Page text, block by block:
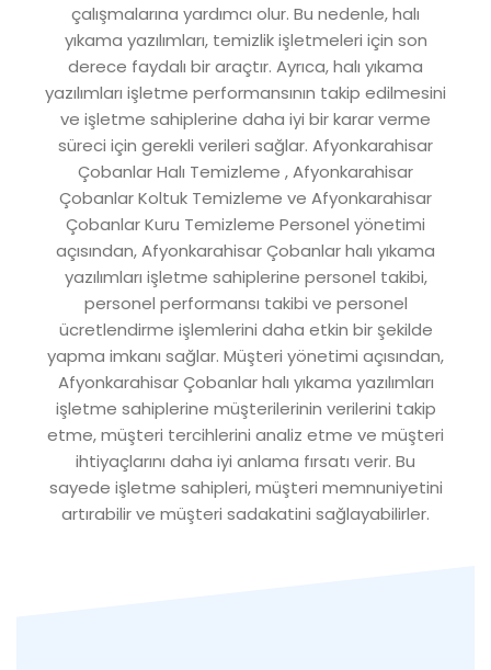
çalışmalarına yardımcı olur. Bu nedenle, halı
yıkama yazılımları, temizlik işletmeleri için son
derece faydalı bir araçtır. Ayrıca, halı yıkama
yazılımları işletme performansının takip edilmesini
ve işletme sahiplerine daha iyi bir karar verme
süreci için gerekli verileri sağlar. Afyonkarahisar
Çobanlar Halı Temizleme , Afyonkarahisar
Çobanlar Koltuk Temizleme ve Afyonkarahisar
Çobanlar Kuru Temizleme Personel yönetimi
açısından, Afyonkarahisar Çobanlar halı yıkama
yazılımları işletme sahiplerine personel takibi,
personel performansı takibi ve personel
ücretlendirme işlemlerini daha etkin bir şekilde
yapma imkanı sağlar. Müşteri yönetimi açısından,
Afyonkarahisar Çobanlar halı yıkama yazılımları
işletme sahiplerine müşterilerinin verilerini takip
etme, müşteri tercihlerini analiz etme ve müşteri
ihtiyaçlarını daha iyi anlama fırsatı verir. Bu
sayede işletme sahipleri, müşteri memnuniyetini
artırabilir ve müşteri sadakatini sağlayabilirler.